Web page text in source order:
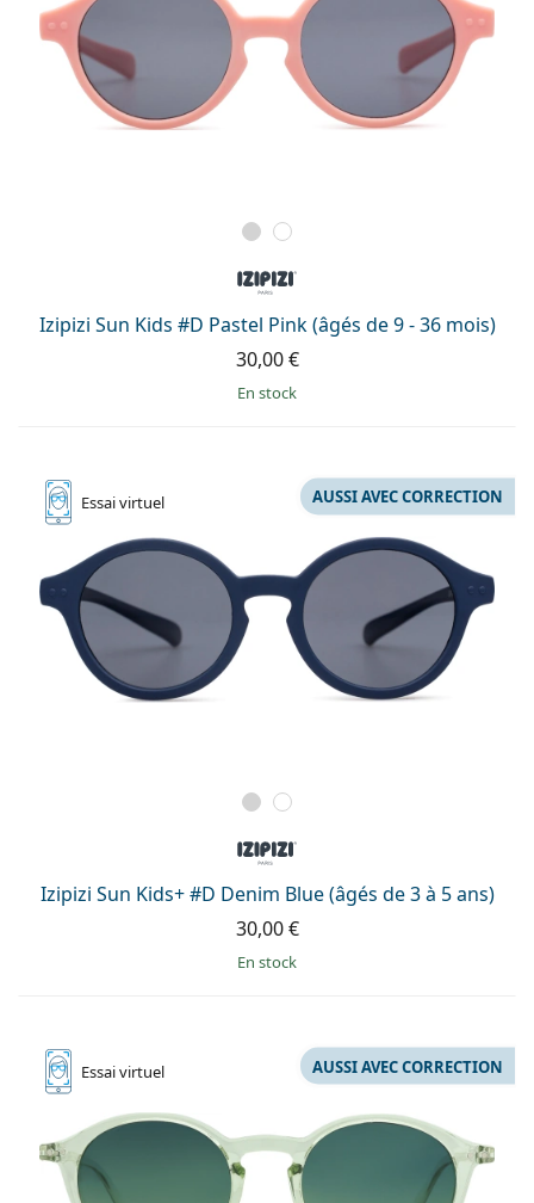
Izipizi Sun Kids #D Pastel Pink (âgés de 9 - 36 mois)
30,00 €
en stock
Essaivirtuel
Izipizi Sun Kids+ #D Denim Blue (âgés de 3 à 5 ans)
AUSSI AVEC CORRECTION
30,00 €
en stock
Essaivirtuel AUSSI AVEC CORRECTION